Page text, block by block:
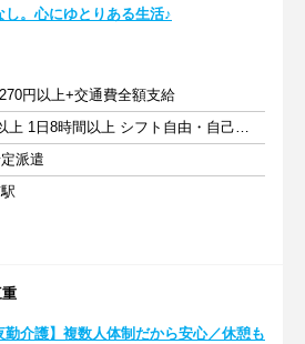
し。心にゆとりある生活♪
円以上+交通費全額支給
週3日以上 1日8時間以上 シフト自由・自己申告
派遣
勤介護】複数人体制だから安心／休憩も